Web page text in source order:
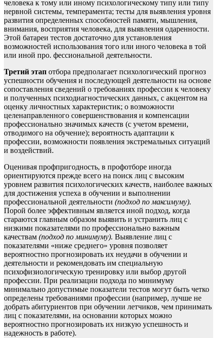
человека к тому или иному психологическому типу или типу
нервной системы, темперамента; тесты для выявления уровня
развития определенных способностей памяти, мышления,
внимания, восприятия человека, для выявления одаренности.
Этой батареи тестов достаточно для установления
возможностей использования того или иного человека в той
или иной про. фессиональной деятельности.
Третий этап отбора предполагает психологический прогноз
успешности обучения и последующей деятельности на основе
сопоставления сведений о требованиях профессии к человеку
и полученных психодиагностических данных, с акцентом на
оценку личностных характеристик; о возможности
целенаправленного совершенствования и компенсации
профессионально значимых качеств (с учетом времени,
отводимого на обучение); вероятность адаптации к
профессии, возможности появления экстремальных ситуаций
и воздействий.
Оценивая профпригодность, в профотборе иногда
ориентируются прежде всего на поиск лиц с высоким
уровнем развития психологических качеств, наиболее важных
для достижения успеха в обучении и выполнении
профессиональной деятельности (подход по максимуму).
Порой более эффективным является иной подход, когда
стараются главным образом выявить и устранить лиц с
низкими показателями по профессионально важным
качествам (подход по минимуму). Выявление лиц с
показателями «ниже среднего» уровня позволяет
вероятностно прогнозировать их неудачи в обучении и
деятельности и рекомендовать им специальную
психофизиологическую тренировку или выбор другой
профессии. При реализации подхода по минимуму
минимально допустимые показатели тестов могут быть четко
определены требованиями профессии (например, лучше не
добрать абитуриентов при обучении летчиков, чем принимать
лиц с показателями, на основании которых можно
вероятностно прогнозировать их низкую успешность и
надежность в работе).